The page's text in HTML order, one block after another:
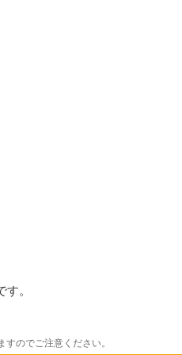
。
のでご注意ください。